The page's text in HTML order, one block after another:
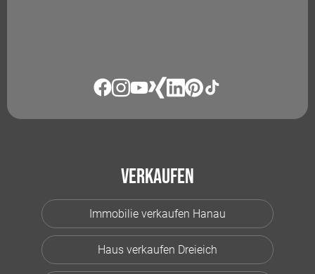
Verkaufen
Immobilie verkaufen Hanau
Haus verkaufen Dreieich